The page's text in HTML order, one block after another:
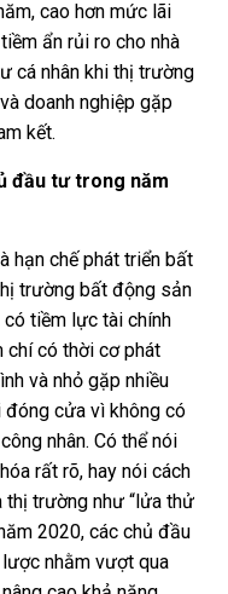
cao hơn mức lãi
ẩn rủi ro cho nhà
cá nhân khi thị trường
doanh nghiệp gặp
kết.
đầu tư trong năm
hạn chế phát triển bất
trường bất động sản
có tiềm lực tài chính
có thời cơ phát
và nhỏ gặp nhiều
đóng cửa vì không có
nhân. Có thể nói
rất rõ, hay nói cách
trường như “lửa thử
2020, các chủ đầu
nhằm vượt qua